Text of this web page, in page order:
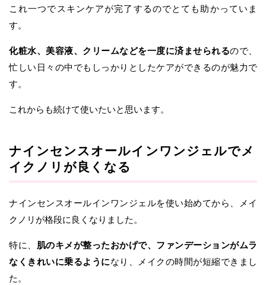
これ一つでスキンケアが完了するのでとても助かっていま
す。
化粧水、美容液、クリームなどを一度に済ませられるので、
忙しい日々の中でもしっかりとしたケアができるのが魅力で
す。
これからも続けて使いたいと思います。
ナインセンスオールインワンジェルでメ
イクノリが良くなる
ナインセンスオールインワンジェルを使い始めてから、メイ
クノリが格段に良くなりました。
特に、 肌のキメが整ったおかげで、ファンデーションがムラ
なくきれいに乗るようになり、メイクの時間が短縮できまし
た。